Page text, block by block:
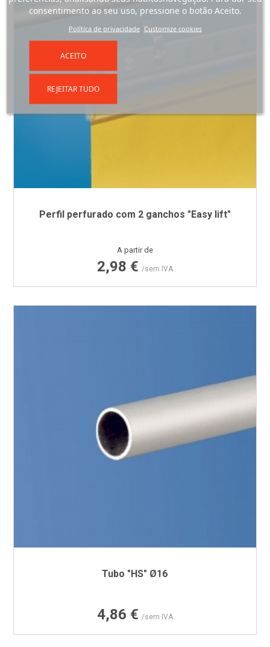
Perfil perfurado com 2 ganchos "Easy lift"
Preço
A partir de
2,98 € /sem IVA
Tubo "HS" Ø16
Preço
4,86 € /sem IVA
consentimento ao seu uso, pressione o botão Aceito.
Política de privacidade Customize cookies
REJEITAR TUDO
ACEITO